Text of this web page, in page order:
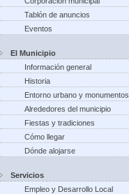
Tablón de anuncios
Eventos
El Municipio
Información general
Historia
Entorno urbano y monumentos
Alrededores del municipio
Fiestas y tradiciones
Cómo llegar
Dónde alojarse
Servicios
Empleo y Desarrollo Local